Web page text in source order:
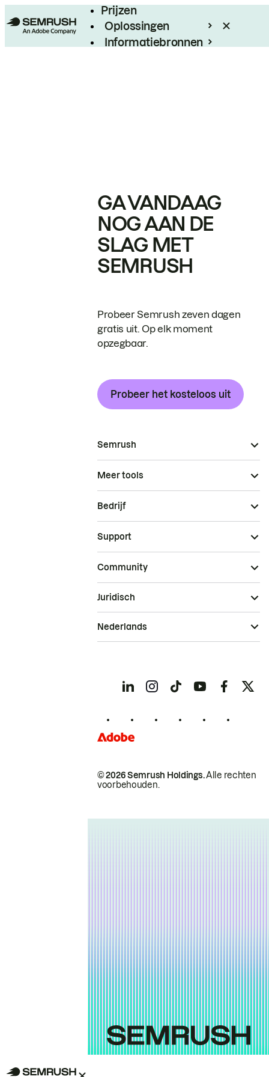
Prijzen
Oplossingen
Informatiebronnen
GA VANDAAG
NOG AAN DE
SLAG MET
SEMRUSH
Probeer Semrush zeven dagen
gratis uit. Op elk moment
opzegbaar.
Probeer het kosteloos uit
Semrush
Meer tools
Bedrijf
Support
Community
© 2026 Semrush Holdings.Alle rechten
voorbehouden.
Juridisch
Nederlands